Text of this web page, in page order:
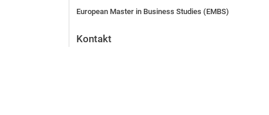
European Master in Business Studies (EMBS)
Kontakt